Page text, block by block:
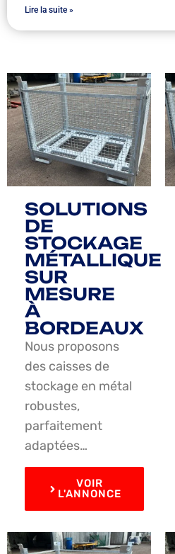
Lire la suite »
SOLUTIONS
DE
STOCKAGE
MÉTALLIQUE
SUR
MESURE
À
BORDEAUX
Nous proposons
des caisses de
stockage en métal
robustes,
parfaitement
adaptées…
VOIR
L'ANNONCE